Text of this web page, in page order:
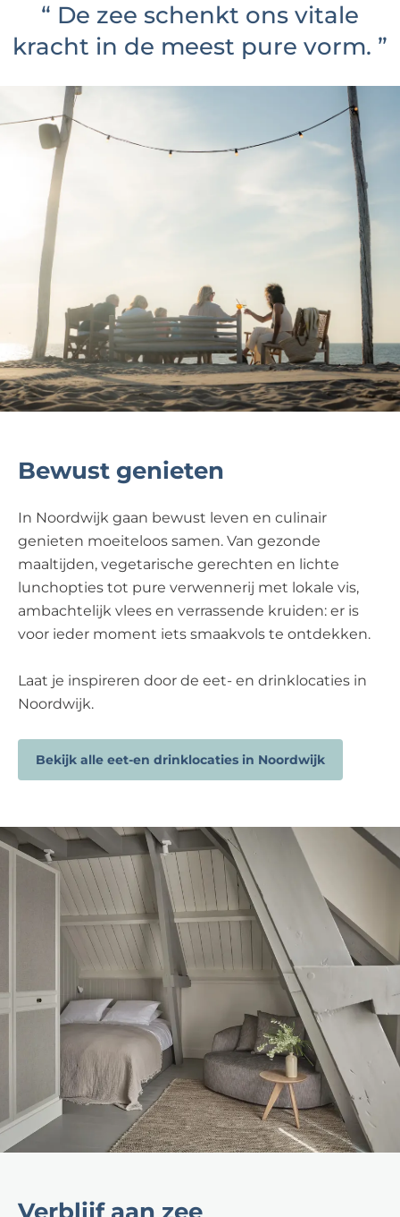
“ De zee schenkt ons vitale
kracht in de meest pure vorm. ”
Bewust genieten
In Noordwijk gaan bewust leven en culinair
genieten moeiteloos samen. Van gezonde
maaltijden, vegetarische gerechten en lichte
lunchopties tot pure verwennerij met lokale vis,
ambachtelijk vlees en verrassende kruiden: er is
voor ieder moment iets smaakvols te ontdekken.
Laat je inspireren door de eet- en drinklocaties in
Noordwijk.
Bekijk alle eet-en drinklocaties in Noordwijk